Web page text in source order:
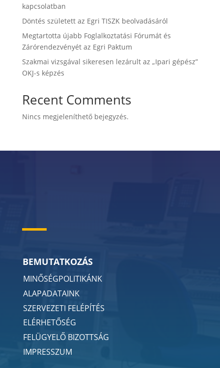
kapcsolatban
Döntés született az Egri TISZK beolvadásáról
Megtartotta újabb Foglalkoztatási Fórumát és
Zárórendezvényét az Egri Paktum
Szakmai vizsgával sikeresen lezárult az „Ipari gépész”
OKJ-s képzés
Recent Comments
Nincs megjeleníthető bejegyzés.
BEMUTATKOZÁS
MINŐSÉGPOLITIKÁNK
ALAPADATAINK
SZERVEZETI FELÉPÍTÉS
ELÉRHETŐSÉG
FELÜGYELŐ BIZOTTSÁG
IMPRESSZUM